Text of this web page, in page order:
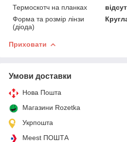
Термоскотч на планках
Форма та розмір лінзи
(діода)
Приховати
Умови доставки
Нова Пошта
Магазини Rozetka
Укрпошта
Meest ПОШТА